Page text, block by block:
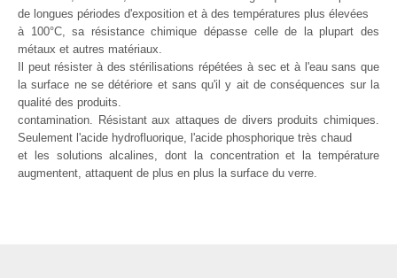
de longues périodes d'exposition et à des températures plus élevées
à 100°C, sa résistance chimique dépasse celle de la plupart des
métaux et autres matériaux.
Il peut résister à des stérilisations répétées à sec et à l'eau sans que
la surface ne se détériore et sans qu'il y ait de conséquences sur la
qualité des produits.
contamination. Résistant aux attaques de divers produits chimiques.
Seulement l'acide hydrofluorique, l'acide phosphorique très chaud
et les solutions alcalines, dont la concentration et la température
augmentent, attaquent de plus en plus la surface du verre.